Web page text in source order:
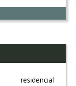
residencial